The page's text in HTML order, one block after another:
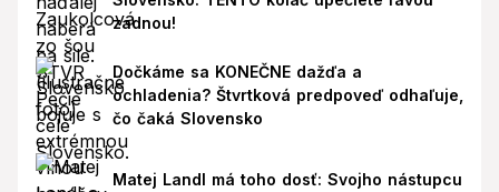
zadnou!
Dočkáme sa KONEČNE dažďa a
ochladenia? Štvrtková predpoveď odhaľuje,
čo čaká Slovensko
Matej Landl má toho dosť: Svojho nástupcu